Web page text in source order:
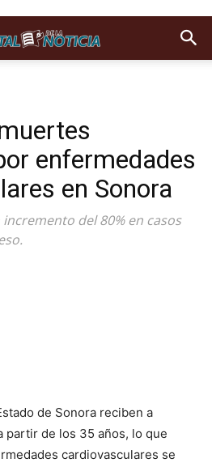
enfermedades
en Sonora
del 80% en casos
de Sonora reciben a
partir de los 35 años, lo que
cardiovasculares se